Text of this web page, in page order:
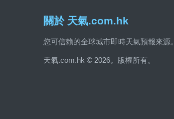
關於 天氣.com.hk
您可信賴的全球城市即時天氣預報來源。
天氣.com.hk © 2026。版權所有。